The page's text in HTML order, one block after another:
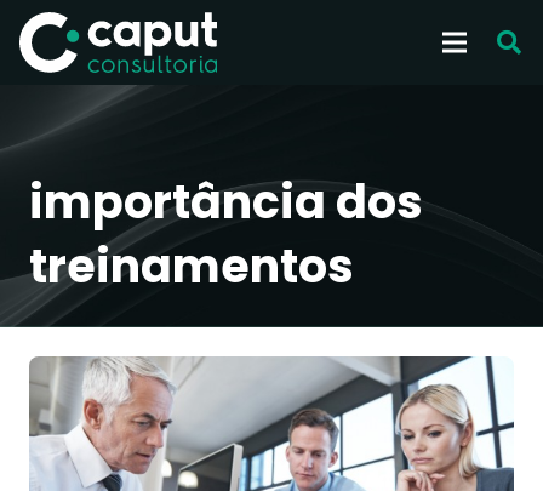
importância dos
treinamentos